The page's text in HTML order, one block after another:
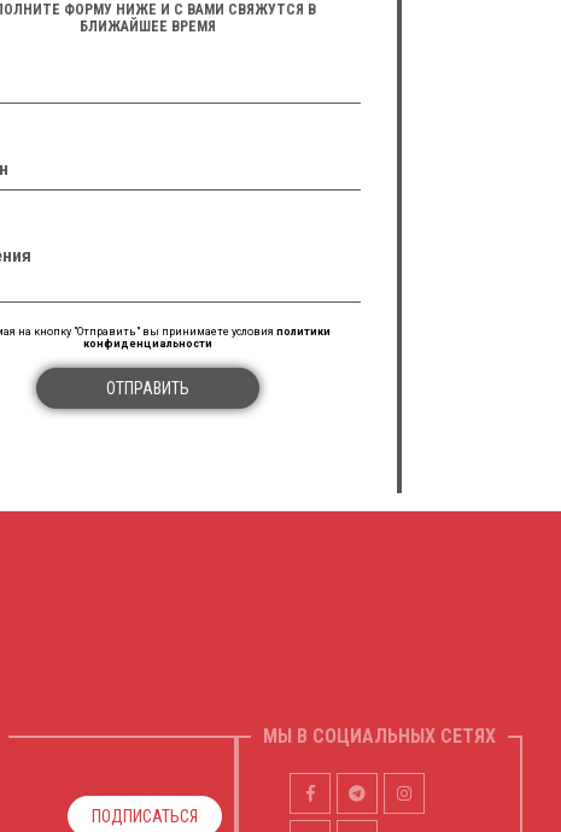
ФОРМУ НИЖЕ И С ВАМИ СВЯЖУТСЯ В
БЛИЖАЙШЕЕ ВРЕМЯ
на кнопку "Отправить" вы принимаете условия политики
конфиденциальности
ОТПРАВИТЬ
ПОДПИСАТЬСЯ
МЫ В СОЦИАЛЬНЫХ СЕТЯХ